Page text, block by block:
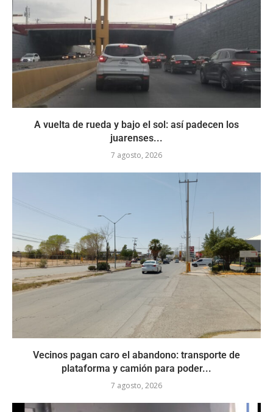
A vuelta de rueda y bajo el sol: así padecen los
juarenses...
7 agosto, 2026
Vecinos pagan caro el abandono: transporte de
plataforma y camión para poder...
7 agosto, 2026